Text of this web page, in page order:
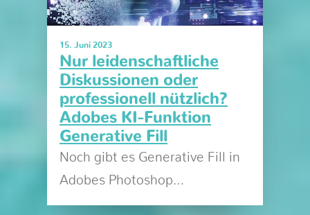
15. Juni 2023
Nur leidenschaftliche
Diskussionen oder
professionell nützlich?
Adobes KI-Funktion
Generative Fill
Noch gibt es Generative Fill in
Adobes Photoshop…